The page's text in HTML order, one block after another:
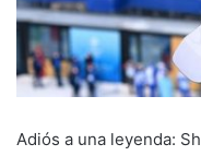
Adiós a una leyenda: